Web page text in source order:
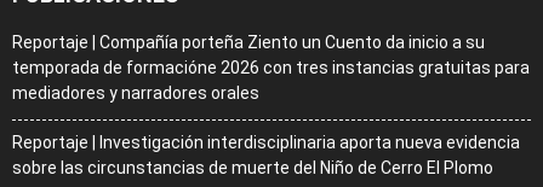
Reportaje | Compañía porteña Ziento un Cuento da inicio a su
temporada de formacióne 2026 con tres instancias gratuitas para
mediadores y narradores orales
Reportaje | Investigación interdisciplinaria aporta nueva evidencia
sobre las circunstancias de muerte del Niño de Cerro El Plomo